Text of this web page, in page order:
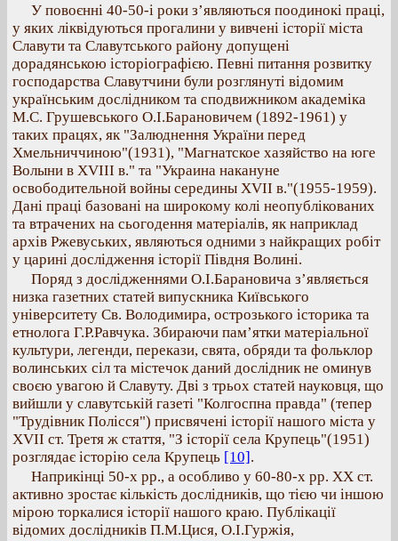
У повоєнні 40-50-і роки з’являються поодинокі праці,
у яких ліквідуються прогалини у вивчені історії міста
Славути та Славутського району допущені
дорадянською історіографією. Певні питання розвитку
господарства Славутчини були розглянуті відомим
українським дослідником та сподвижником академіка
М.С. Грушевського О.І.Барановичем (1892-1961) у
таких працях, як "Залюднення України перед
Хмельниччиною"(1931), "Магнатское хазяйство на юге
Волыни в ХVIII в." та "Украина накануне
освободительной войны середины ХVII в."(1955-1959).
Дані праці базовані на широкому колі неопублікованих
та втрачених на сьогодення матеріалів, як наприклад
архів Ржевуських, являються одними з найкращих робіт
у царині дослідження історії Півдня Волині.
Поряд з дослідженнями О.І.Барановича з’являється
низка газетних статей випускника Київського
університету Св. Володимира, острозького історика та
етнолога Г.Р.Равчука. Збираючи пам’ятки матеріальної
культури, легенди, перекази, свята, обряди та фольклор
волинських сіл та містечок даний дослідник не оминув
своєю увагою й Славуту. Дві з трьох статей науковця, що
вийшли у славутськiй газеті "Колгоспна правда" (тепер
"Трудівник Полісся") присвячені історії нашого міста у
ХVII ст. Третя ж стаття, "З історії села Крупець"(1951)
розглядає історію села Крупець [10].
Наприкінці 50-х рр., а особливо у 60-80-х рр. ХХ ст.
активно зростає кількість дослідників, що тією чи іншою
мірою торкалися історії нашого краю. Публікації
відомих дослідників П.М.Цися, О.І.Гуржія,